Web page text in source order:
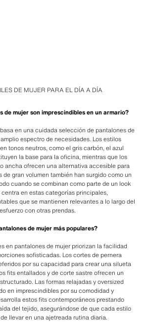
DE MUJER PARA EL DÍA A DÍA
de mujer son imprescindibles en un armario?
en una cuidada selección de pantalones de
espectro de necesidades. Los estilos
tonos neutros, como el gris carbón, el azul
la base para la oficina, mientras que los
ancha ofrecen una alternativa accesible para
de gran volumen también han surgido como un
cuando se combinan como parte de un look
en estas categorías principales,
que se mantienen relevantes a lo largo del
con otras prendas.
de mujer más populares?
en pantalones de mujer priorizan la facilidad
sofisticadas. Los cortes de pernera
por su capacidad para crear una silueta
fits entallados y de corte sastre ofrecen un
Las formas relajadas y oversized
en imprescindibles por su comodidad y
estos fits contemporáneos prestando
del tejido, asegurándose de que cada estilo
llevar en una ajetreada rutina diaria.